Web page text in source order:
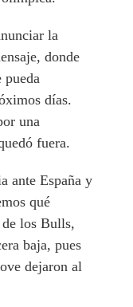
la
donde
pueda
días.
una
fuera.
ante España y
qué
los Bulls,
baja, pues
dejaron al